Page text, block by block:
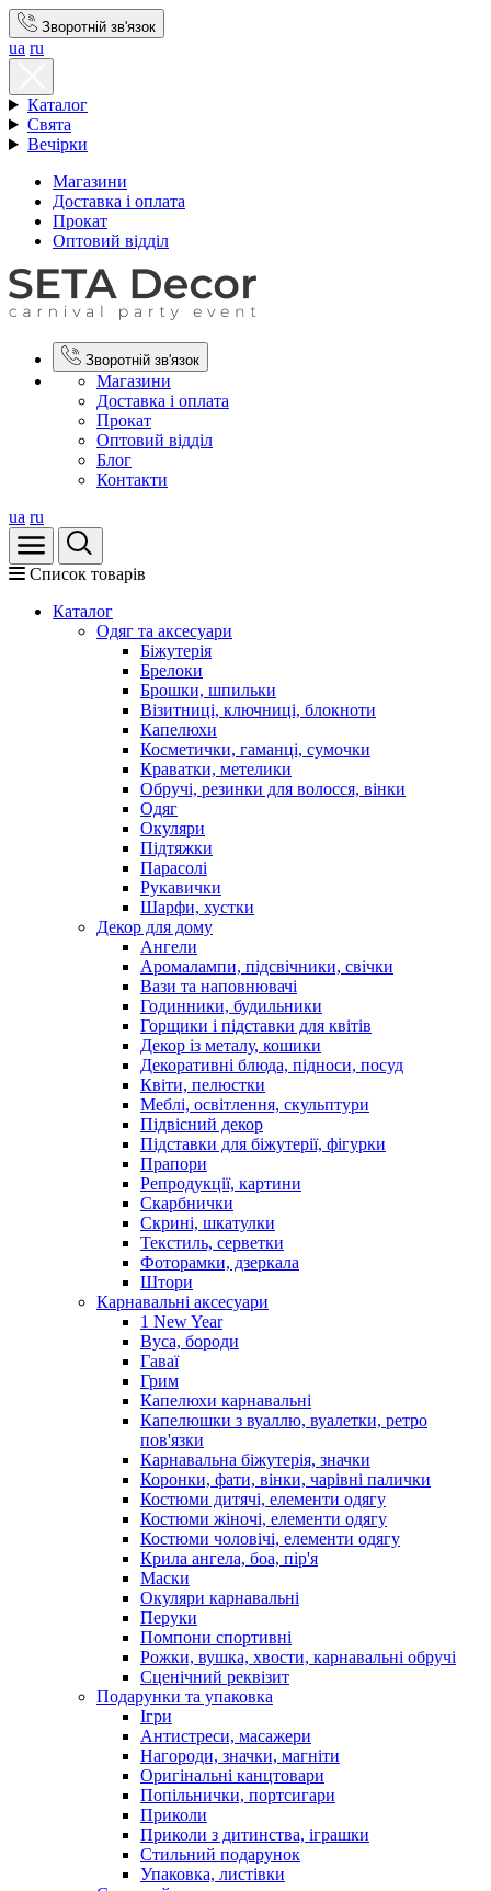
Зворотній зв'язок
ua ru
Каталог
Свята
Вечірки
Магазини
Доставка і оплата
Прокат
Оптовий відділ
Зворотній зв'язок
Магазини
Доставка і оплата
Прокат
Оптовий відділ
Блог
Контакти
ua ru
Список товарів
Каталог
Oдяг та аксесуари
Біжутерія
Брелоки
Брошки, шпильки
Візитниці, ключниці, блокноти
Капелюхи
Косметички, гаманці, сумочки
Краватки, метелики
Обручі, резинки для волосся, вінки
Одяг
Окуляри
Підтяжки
Парасолі
Рукавички
Шарфи, хустки
Декор для дому
Ангели
Аромалампи, підсвічники, свічки
Вази та наповнювачі
Годинники, будильники
Горщики і підставки для квітів
Декор із металу, кошики
Декоративні блюда, підноси, посуд
Квіти, пелюстки
Меблі, освітлення, скульптури
Підвісний декор
Підставки для біжутерії, фігурки
Прапори
Репродукції, картини
Скарбнички
Скрині, шкатулки
Текстиль, серветки
Фоторамки, дзеркала
Штори
Карнавальні аксесуари
1 New Year
Вуса, бороди
Гаваї
Грим
Капелюхи карнавальні
Капелюшки з вуаллю, вуалетки, ретро
пов'язки
Карнавальна біжутерія, значки
Коронки, фати, вінки, чарівні палички
Костюми дитячі, елементи одягу
Костюми жіночі, елементи одягу
Костюми чоловічі, елементи одягу
Крила ангела, боа, пір'я
Маски
Окуляри карнавальні
Перуки
Помпони спортивні
Рожки, вушка, хвости, карнавальні обручі
Сценічний реквізит
Подарунки та упаковка
Ігри
Антистреси, масажери
Нагороди, значки, магніти
Оригінальні канцтовари
Попільнички, портсигари
Приколи
Приколи з дитинства, іграшки
Стильний подарунок
Упаковка, листівки